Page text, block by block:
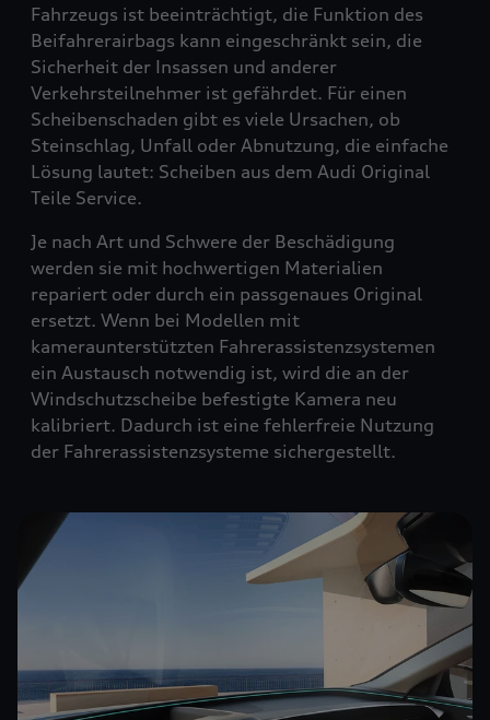
Fahrzeugs ist beeinträchtigt, die Funktion des
Beifahrerairbags kann eingeschränkt sein, die
Sicherheit der Insassen und anderer
Verkehrsteilnehmer ist gefährdet. Für einen
Scheibenschaden gibt es viele Ursachen, ob
Steinschlag, Unfall oder Abnutzung, die einfache
Lösung lautet: Scheiben aus dem Audi Original
Teile Service.
Je nach Art und Schwere der Beschädigung
werden sie mit hochwertigen Materialien
repariert oder durch ein passgenaues Original
ersetzt. Wenn bei Modellen mit
kameraunterstützten Fahrerassistenzsystemen
ein Austausch notwendig ist, wird die an der
Windschutzscheibe befestigte Kamera neu
kalibriert. Dadurch ist eine fehlerfreie Nutzung
der Fahrerassistenzsysteme sichergestellt.